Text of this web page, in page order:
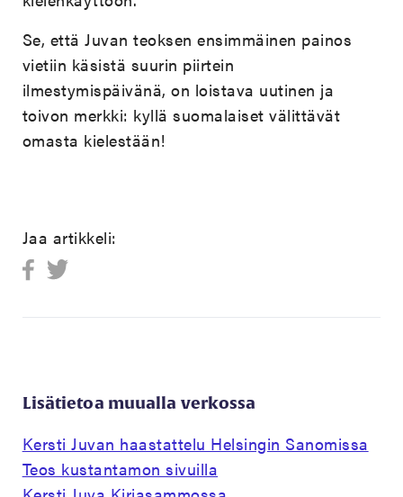
Se, että Juvan teoksen ensimmäinen painos
vietiin käsistä suurin piirtein
ilmestymispäivänä, on loistava uutinen ja
toivon merkki: kyllä suomalaiset välittävät
omasta kielestään!
Jaa artikkeli:
Lisätietoa muualla verkossa
Kersti Juvan haastattelu Helsingin Sanomissa
Teos kustantamon sivuilla